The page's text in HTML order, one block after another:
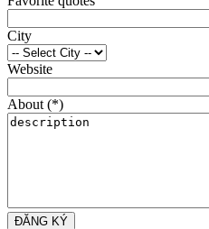
City
Website
About (*)
ĐĂNG KÝ